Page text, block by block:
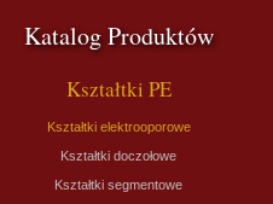
Katalog Produktów
Kształtki PE
Kształtki elektrooporowe
Kształtki doczołowe
Kształtki segmentowe